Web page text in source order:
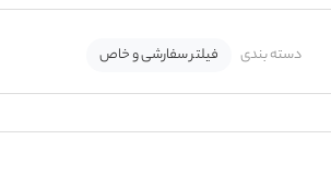
دسته بندی فیلتر سفارشی و خاص